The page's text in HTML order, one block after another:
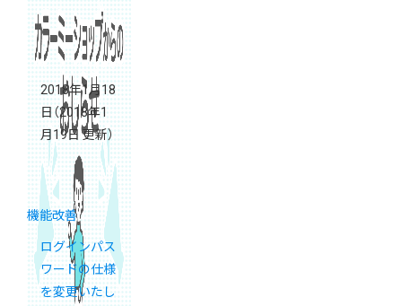
2018年1月18
日（2018年1
月19日 更新）
機能改善
ログインパス
ワードの仕様
を変更いたし